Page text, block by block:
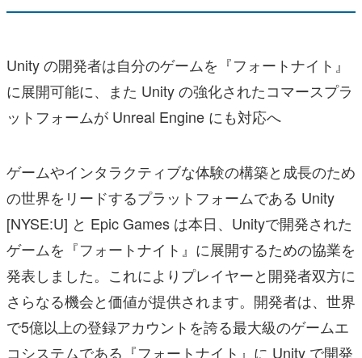
Unity の開発者は自分のゲームを『フォートナイト』
に展開可能に、また Unity の強化されたコマースプラ
ットフォームが Unreal Engine にも対応へ
ゲームやインタラクティブな体験の構築と成長のため
の世界をリードするプラットフォームである Unity
[NYSE:U] と Epic Games は本日、Unityで開発された
ゲームを『フォートナイト』に展開するための協業を
発表しました。これによりプレイヤーと開発者双方に
さらなる機会と価値が提供されます。開発者は、世界
で5億以上の登録アカウントを誇る最大級のゲームエ
コシステムである『フォートナイト』に Unity で開発